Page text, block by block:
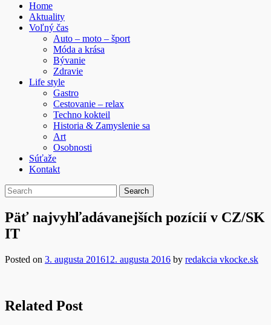
Home
Aktuality
Voľný čas
Auto – moto – šport
Móda a krása
Bývanie
Zdravie
Life style
Gastro
Cestovanie – relax
Techno kokteil
Historia & Zamyslenie sa
Art
Osobnosti
Súťaže
Kontakt
Päť najvyhľadávanejších pozícií v CZ/SK
IT
Posted on 3. augusta 201612. augusta 2016 by redakcia vkocke.sk
Related Post